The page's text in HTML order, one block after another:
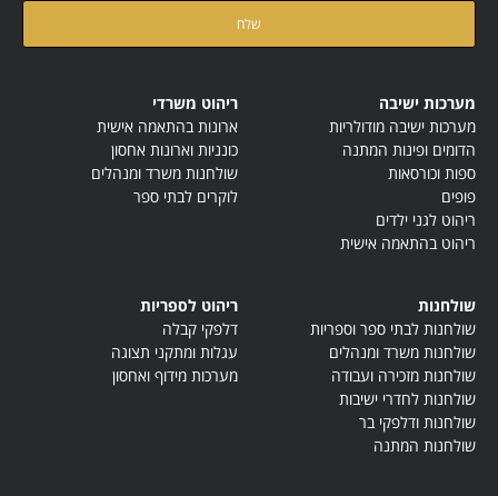
מערכות ישיבה
מערכות ישיבה מודולריות
הדומים ופינות המתנה
ספות וכורסאות
פופים
ריהוט לגני ילדים
ריהוט בהתאמה אישית
ריהוט משרדי
ארונות בהתאמה אישית
כונניות וארונות אחסון
שולחנות משרד ומנהלים
לוקרים לבתי ספר
שולחנות
שולחנות לבתי ספר וספריות
שולחנות משרד ומנהלים
שולחנות מזכירה ועבודה
שולחנות לחדרי ישיבות
שולחנות ודלפקי בר
שולחנות המתנה
ריהוט לספריות
דלפקי קבלה
עגלות ומתקני תצוגה
מערכות מידוף ואחסון